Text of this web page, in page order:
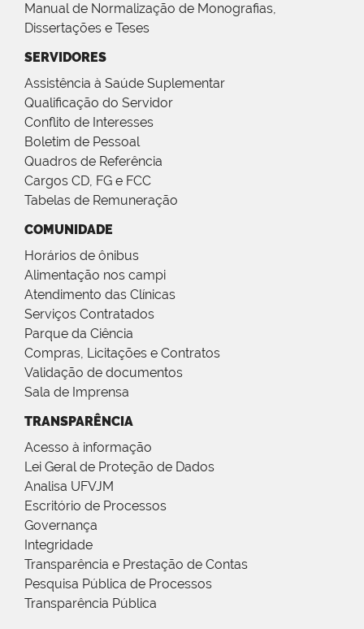
Manual de Normalização de Monografias,
Dissertações e Teses
SERVIDORES
Assistência à Saúde Suplementar
Qualificação do Servidor
Conflito de Interesses
Boletim de Pessoal
Quadros de Referência
Cargos CD, FG e FCC
Tabelas de Remuneração
COMUNIDADE
Horários de ônibus
Alimentação nos campi
Atendimento das Clínicas
Serviços Contratados
Parque da Ciência
Compras, Licitações e Contratos
Validação de documentos
Sala de Imprensa
TRANSPARÊNCIA
Acesso à informação
Lei Geral de Proteção de Dados
Analisa UFVJM
Escritório de Processos
Governança
Integridade
Transparência e Prestação de Contas
Pesquisa Pública de Processos
Transparência Pública